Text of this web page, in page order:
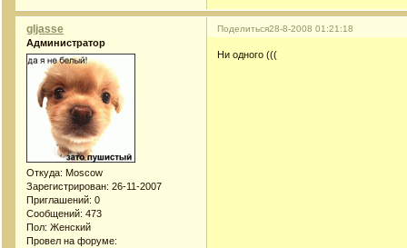
Поделиться28-8-2008 01:21:18
gljasse
Администратор
Откуда: Moscow
Зарегистрирован: 26-11-2007
Приглашений: 0
Сообщений: 473
Пол: Женский
Провел на форуме:
Ни одного (((